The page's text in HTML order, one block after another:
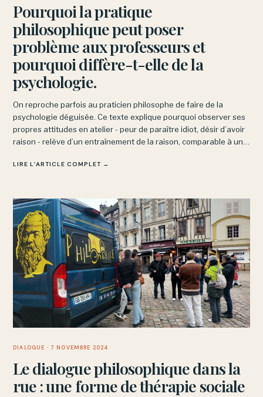
Pourquoi la pratique
philosophique peut poser
problème aux professeurs et
pourquoi diffère-t-elle de la
psychologie.
On reproche parfois au praticien philosophe de faire de la
psychologie déguisée. Ce texte explique pourquoi observer ses
propres attitudes en atelier - peur de paraître idiot, désir d’avoir
raison - relève d’un entraînement de la raison, comparable à un
LIRE L’ARTICLE COMPLET →
DIALOGUE · 7 NOVEMBRE 2024
Le dialogue philosophique dans la
rue : une forme de thérapie sociale